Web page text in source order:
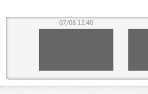
07/08 11:40